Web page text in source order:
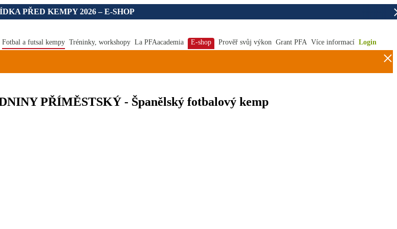
PŘED KEMPY 2026 – E-SHOP
Fotbal a futsal kempy Tréninky, workshopy La PFAacademia E-shop Prověř svůj výkon Grant PFA Více informací Login
PŘÍMĚSTSKÝ - Španělský fotbalový kemp